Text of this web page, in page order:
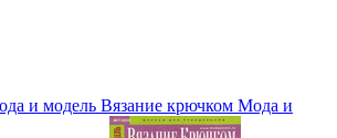
и модель Вязание крючком Мода и